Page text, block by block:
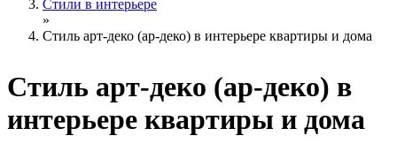
Стили в интерьере
»
Стиль арт-деко (ар-деко) в интерьере квартиры и дома
Стиль арт-деко (ар-деко) в
интерьере квартиры и дома